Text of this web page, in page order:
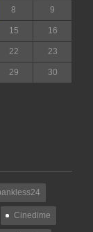
8 9
15 16
22 23
29 30
Cinedime